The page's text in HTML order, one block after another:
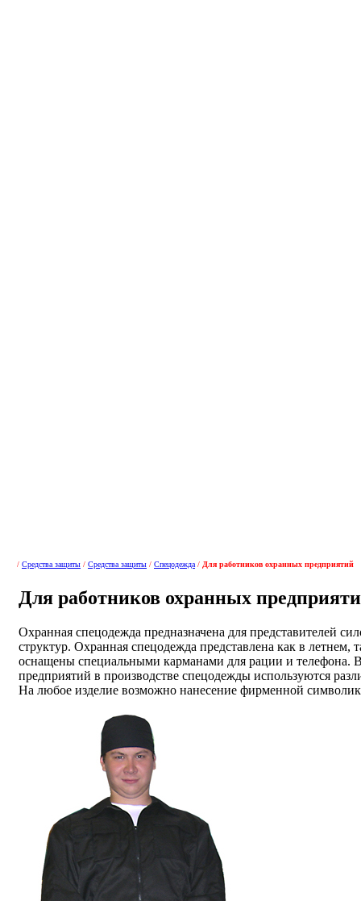
/ Средства защиты / Средства защиты / Спецодежда / Для работников охранных предприятий
Для работников охранных
Охранная спецодежда предназначена для представителей
структур. Охранная спецодежда представлена как в летнем,
оснащены специальными карманами для рации и телефона.
предприятий в производстве спецодежды используются
На любое изделие возможно нанесение фирменной